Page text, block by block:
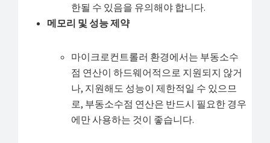
한될 수 있음을 유의해야 합니다.
메모리 및 성능 제약
마이크로컨트롤러 환경에서는 부동소수
점 연산이 하드웨어적으로 지원되지 않거
나, 지원해도 성능이 제한적일 수 있으므
로, 부동소수점 연산은 반드시 필요한 경우
에만 사용하는 것이 좋습니다.